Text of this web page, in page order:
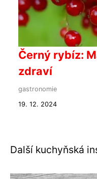
Černý rybíz:
zdraví
gastronomie
19. 12. 2024
Další kuchyňská